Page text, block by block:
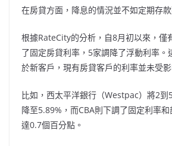
在房貸方面，降息的情況並不如定期存款
根據RateCity的分析，自8月初以來，僅
了固定房貸利率，5家調降了浮動利率。
於新客戶，現有房貸客戶的利率並未受影
比如，西太平洋銀行（Westpac）將2到
降至5.89%，而CBA則下調了固定利率
達0.7個百分點。